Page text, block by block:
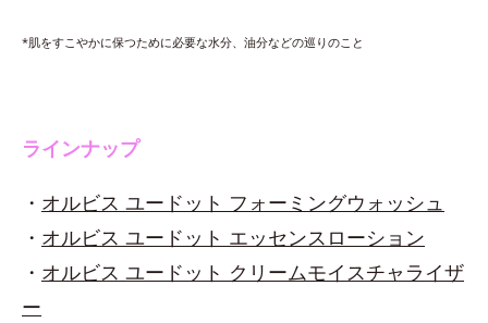
*肌をすこやかに保つために必要な水分、油分などの巡りのこと
ラインナップ
・ オルビス ユードット フォーミングウォッシュ
・ オルビス ユードット エッセンスローション
・ オルビス ユードット クリームモイスチャライザ
ー